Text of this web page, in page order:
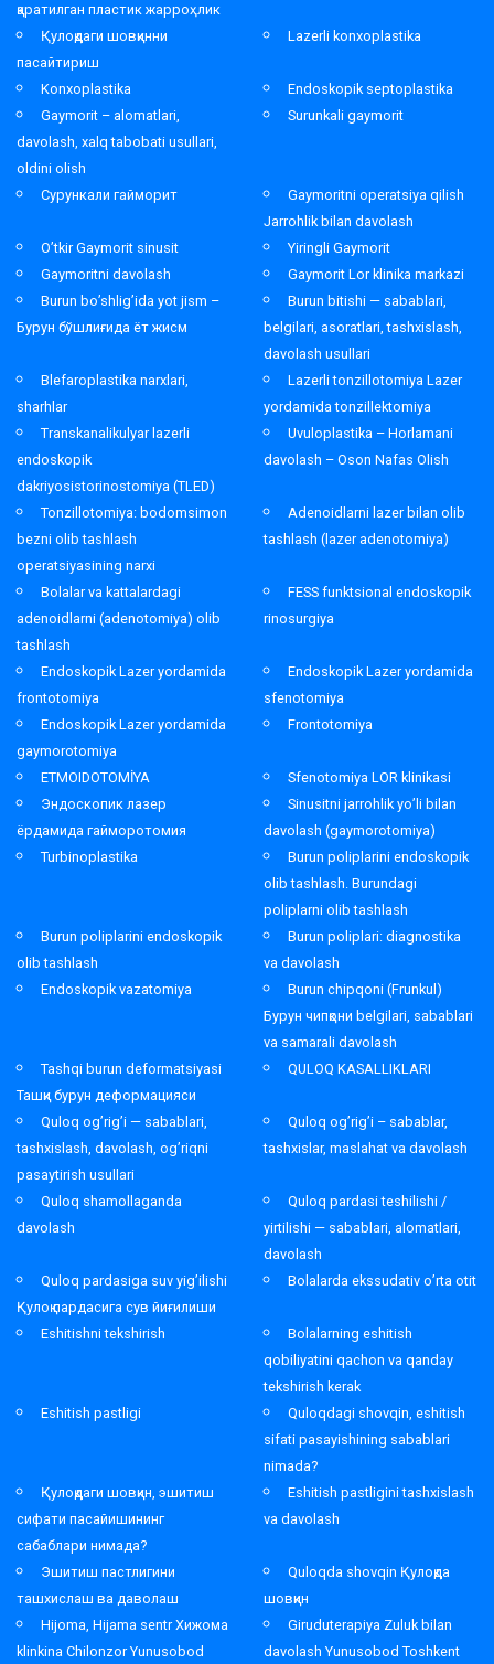
қаратилган пластик жарроҳлик
Қулоқдаги шовқинни
пасайтириш
Lazerli konxoplastika
Konxoplastika
Endoskopik septoplastika
Gaymorit – alomatlari,
davolash, xalq tabobati usullari,
oldini olish
Surunkali gaymorit
Сурункали гайморит
Gaymoritni operatsiya qilish
Jarrohlik bilan davolash
O’tkir Gaymorit sinusit
Yiringli Gaymorit
Gaymoritni davolash
Gaymorit Lor klinika markazi
Burun bo’shlig’ida yot jism –
Бурун бўшлиғида ёт жисм
Burun bitishi — sabablari,
belgilari, asoratlari, tashxislash,
davolash usullari
Blefaroplastika narxlari,
sharhlar
Lazerli tonzillotomiya Lazer
yordamida tonzillektomiya
Transkanalikulyar lazerli
endoskopik
dakriyosistorinostomiya (TLED)
Uvuloplastika – Horlamani
davolash – Oson Nafas Olish
Tonzillotomiya: bodomsimon
bezni olib tashlash
operatsiyasining narxi
Adenoidlarni lazer bilan olib
tashlash (lazer adenotomiya)
Bolalar va kattalardagi
adenoidlarni (adenotomiya) olib
tashlash
FESS funktsional endoskopik
rinosurgiya
Endoskopik Lazer yordamida
frontotomiya
Endoskopik Lazer yordamida
sfenotomiya
Endoskopik Lazer yordamida
gaymorotomiya
Frontotomiya
ETMOIDOTOMİYA
Sfenotomiya LOR klinikasi
Эндоскопик лазер
ёрдамида гайморотомия
Sinusitni jarrohlik yo’li bilan
davolash (gaymorotomiya)
Turbinoplastika
Burun poliplarini endoskopik
olib tashlash. Burundagi
poliplarni olib tashlash
Burun poliplarini endoskopik
olib tashlash
Burun poliplari: diagnostika
va davolash
Endoskopik vazatomiya
Burun chipqoni (Frunkul)
Бурун чипқони belgilari, sabablari
va samarali davolash
Tashqi burun deformatsiyasi
Ташқи бурун деформацияси
QULOQ KASALLIKLARI
Quloq og’rig’i — sabablari,
tashxislash, davolash, og’riqni
pasaytirish usullari
Quloq og’rig’i – sabablar,
tashxislar, maslahat va davolash
Quloq shamollaganda
davolash
Quloq pardasi teshilishi /
yirtilishi — sabablari, alomatlari,
davolash
Quloq pardasiga suv yig’ilishi
Қулоқ пардасига сув йиғилиши
Bolalarda ekssudativ o’rta otit
Eshitishni tekshirish
Bolalarning eshitish
qobiliyatini qachon va qanday
tekshirish kerak
Eshitish pastligi
Quloqdagi shovqin, eshitish
sifati pasayishining sabablari
nimada?
Қулоқдаги шовқин, эшитиш
сифати пасайишининг
сабаблари нимада?
Eshitish pastligini tashxislash
va davolash
Эшитиш пастлигини
ташхислаш ва даволаш
Quloqda shovqin Қулоқда
шовқин
Hijoma, Hijama sentr Хижома
klinkina Chilonzor Yunusobod
Giruduterapiya Zuluk bilan
davolash Yunusobod Toshkent